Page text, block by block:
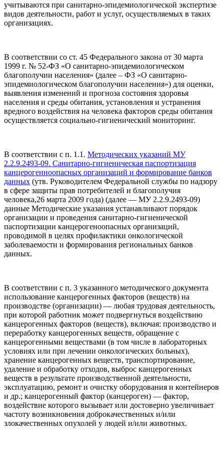
учитываются при санитарно-эпидемиологической экспертизе
видов деятельности, работ и услуг, осуществляемых в таких
организациях.
В соответствии со ст. 45 Федерального закона от 30 марта
1999 г. № 52-ФЗ «О санитарно-эпидемиологическом
благополучии населения» (далее – ФЗ «О санитарно-
эпидемиологическом благополучии населения») для оценки,
выявления изменений и прогноза состояния здоровья
населения и среды обитания, установления и устранения
вредного воздействия на человека факторов среды обитания
осуществляется социально-гигиенический мониторинг.
В соответствии с п. 1.1. Методических указаний МУ
2.2.9.2493-09. Санитарно-гигиеническая паспортизация
канцерогенноопасных организаций и формирование банков
данных (утв. Руководителем Федеральной службы по надзору
в сфере защиты прав потребителей и благополучия
человека,26 марта 2009 года) (далее — МУ 2.2.9.2493-09)
данные Методические указания устанавливают порядок
организации и проведения санитарно-гигиенической
паспортизации канцерогеноопасных организаций,
проводимой в целях профилактики онкологической
заболеваемости и формирования региональных банков
данных.
В соответствии с п. 3 указанного методического документа
использование канцерогенных факторов (веществ) на
производстве (организации) — любая трудовая деятельность,
при которой работник может подвергнуться воздействию
канцерогенных факторов (веществ), включая: производство и
переработку канцерогенных веществ, обращение с
канцерогенными веществами (в том числе в лабораторных
условиях или при лечении онкологических больных),
хранение канцерогенных веществ, транспортирование,
удаление и обработку отходов, выброс канцерогенных
веществ в результате производственной деятельности,
эксплуатацию, ремонт и очистку оборудования и контейнеров
и др.; канцерогенный фактор (канцероген) — фактор,
воздействие которого вызывает или достоверно увеличивает
частоту возникновения доброкачественных и/или
злокачественных опухолей у людей и/или животных.